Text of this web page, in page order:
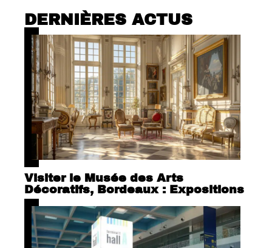
DERNIÈRES ACTUS
Visiter le Musée des Arts
Décoratifs, Bordeaux : Expositions